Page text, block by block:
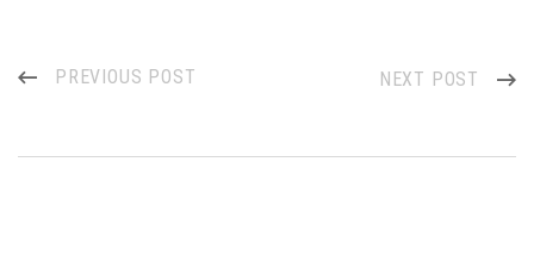
PREVIOUS POST NEXT POST